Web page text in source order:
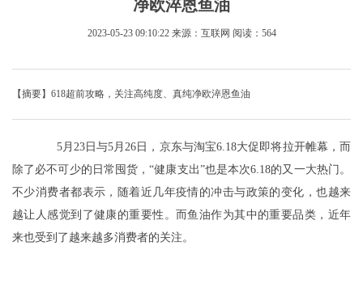
净欧淬恩鱼油
2023-05-23 09:10:22 来源：互联网 阅读：564
【摘要】618超前攻略，关注高纯度、真纯净欧淬恩鱼油
5月23日与5月26日，京东与淘宝6.18大促即将拉开帷幕，而
除了必不可少的日常囤货，“健康支出”也是本次6.18的又一大热门。
不少消费者都表示，随着近几年疫情的冲击与政策的变化，也越来
越让人感觉到了健康的重要性。而鱼油作为其中的重要品类，近年
来也受到了越来越多消费者的关注。